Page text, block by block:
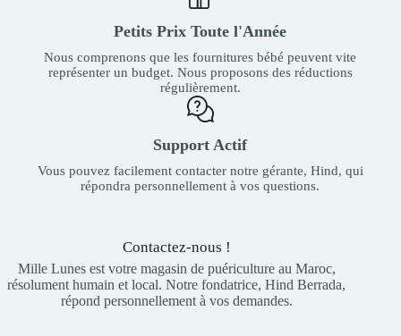
Petits Prix Toute l'Année
Nous comprenons que les fournitures bébé peuvent vite
représenter un budget. Nous proposons des réductions
régulièrement.
Support Actif
Vous pouvez facilement contacter notre gérante, Hind, qui
répondra personnellement à vos questions.
Contactez-nous !
Mille Lunes est votre magasin de puériculture au Maroc,
résolument humain et local. Notre fondatrice, Hind Berrada,
répond personnellement à vos demandes.